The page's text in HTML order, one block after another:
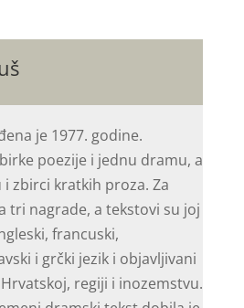
je 1977. godine.
poezije i jednu dramu, a
zbirci kratkih proza. Za
tri nagrade, a tekstovi su joj
francuski,
i grčki jezik i objavljivani
regiji i inozemstvu.